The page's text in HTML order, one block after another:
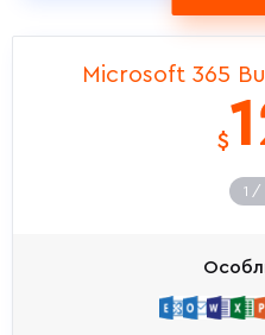
Microsoft 365
$
1 /